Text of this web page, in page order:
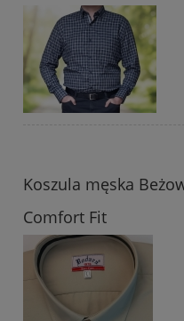
Koszula męska
Comfort Fit